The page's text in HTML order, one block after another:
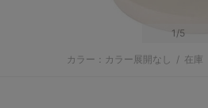
1 /5
カラー：カラー展開なし / 在庫